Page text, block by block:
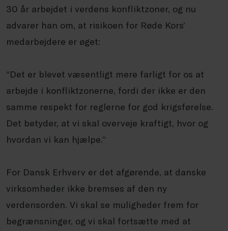
30 år arbejdet i verdens konfliktzoner, og nu
advarer han om, at risikoen for Røde Kors’
medarbejdere er øget:
“Det er blevet væsentligt mere farligt for os at
arbejde i konfliktzonerne, fordi der ikke er den
samme respekt for reglerne for god krigsførelse.
Det betyder, at vi skal overveje kraftigt, hvor og
hvordan vi kan hjælpe.”
For Dansk Erhverv er det afgørende, at danske
virksomheder ikke bremses af den ny
verdensorden. Vi skal se muligheder frem for
begrænsninger, og vi skal fortsætte med at